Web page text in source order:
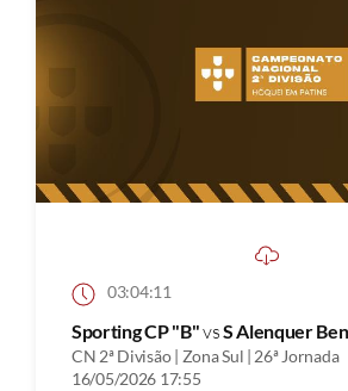
03:04:11
Sporting CP "B"vsS Alenquer
CN 2ª Divisão | Zona Sul | 26ª Jornada
16/05/2026 17:55